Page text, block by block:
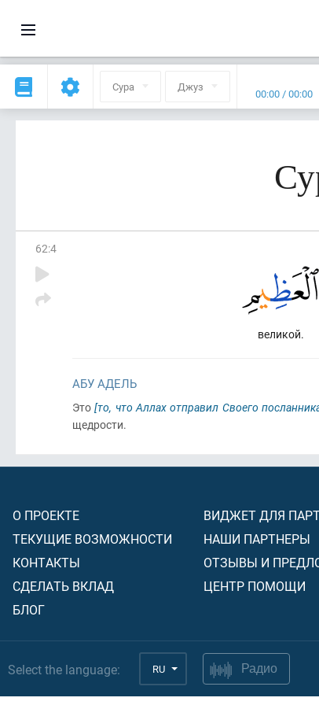
Сура Джуз 00:00 /00:00
62:4
великой.
АБУ АДЕЛЬ
Это[то, что Аллах отправил Своего
щедрости.
О ПРОЕКТЕ
ТЕКУЩИЕ ВОЗМОЖНОСТИ
КОНТАКТЫ
СДЕЛАТЬ ВКЛАД
БЛОГ
ВИДЖЕТ ДЛЯ
НАШИ ПАРТНЕРЫ
ОТЗЫВЫ И
ЦЕНТР ПОМОЩИ
Select the language: RU Радио